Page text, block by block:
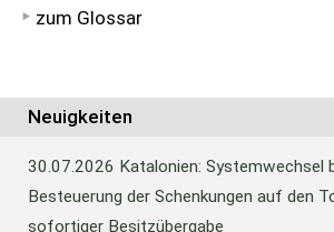
zum Glossar
Neuigkeiten
30.07.2026 Katalonien: Systemwechsel
Besteuerung der Schenkungen auf den
sofortiger Besitzübergabe